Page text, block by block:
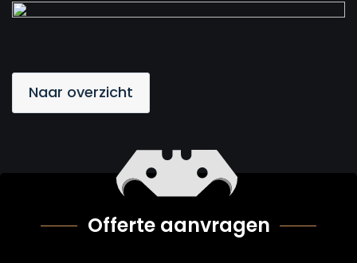
Naar overzicht
Offerte aanvragen